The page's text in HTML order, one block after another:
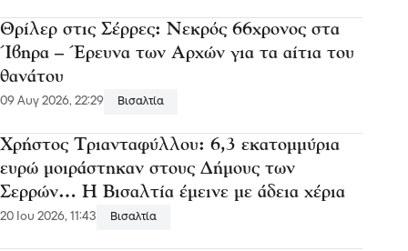
Θρίλερ στις Σέρρες: Νεκρός 66χρονος στα
Ίβηρα – Έρευνα των Αρχών για τα αίτια του
θανάτου
09 Αυγ 2026, 22:29 Βισαλτία
Χρήστος Τριανταφύλλου: 6,3 εκατομμύρια
ευρώ μοιράστηκαν στους Δήμους των
Σερρών… Η Βισαλτία έμεινε με άδεια χέρια
20 Ιου 2026, 11:43 Βισαλτία